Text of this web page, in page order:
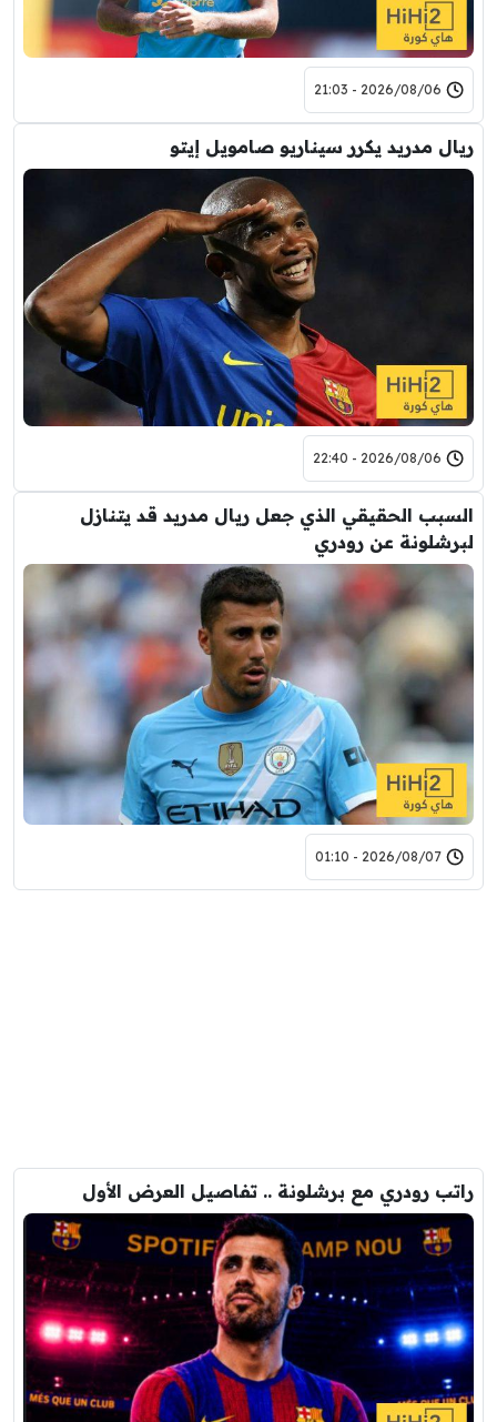
2026/08/06 - 21:03
ريال مدريد يكرر سيناريو صامويل إيتو
2026/08/06 - 22:40
السبب الحقيقي الذي جعل ريال مدريد قد يتنازل
لبرشلونة عن رودري
2026/08/07 - 01:10
راتب رودري مع برشلونة .. تفاصيل العرض الأول